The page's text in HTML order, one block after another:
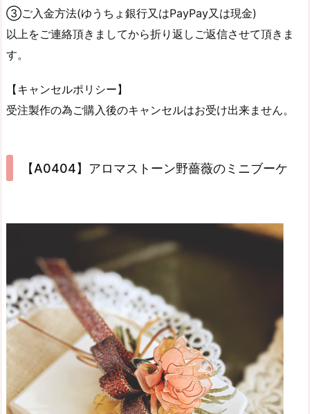
③ご入金方法(ゆうちょ銀行又はPayPay又は現金)
以上をご連絡頂きましてから折り返しご返信させて頂きま
す。
【キャンセルポリシー】
受注製作の為ご購入後のキャンセルはお受け出来ません。
【A0404】アロマストーン野薔薇のミニブーケ